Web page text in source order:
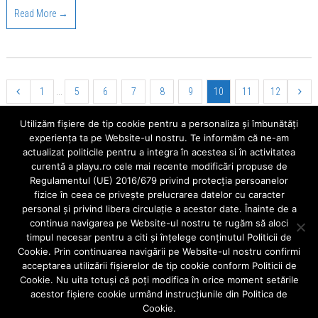
Read More →
1 5 6 7 8 9 10 11 12
Cauta
Ultimele Articole
Aparatele mobile
Când alegem o fațeta dentară?
Implant sau punte dentara ?
IMPLANT DENTAR vs COROANA DENTARA/PUNTE CLASICA
Utilizăm fişiere de tip cookie pentru a personaliza și îmbunătăți
experiența ta pe Website-ul nostru. Te informăm că ne-am
actualizat politicile pentru a integra în acestea si în activitatea
curentă a playu.ro cele mai recente modificări propuse de
Regulamentul (UE) 2016/679 privind protecția persoanelor
fizice în ceea ce privește prelucrarea datelor cu caracter
personal și privind libera circulație a acestor date. Înainte de a
continua navigarea pe Website-ul nostru te rugăm să aloci
timpul necesar pentru a citi și înțelege conținutul Politicii de
Cookie. Prin continuarea navigării pe Website-ul nostru confirmi
acceptarea utilizării fişierelor de tip cookie conform Politicii de
Cookie. Nu uita totuși că poți modifica în orice moment setările
acestor fişiere cookie urmând instrucțiunile din Politica de
Cookie.